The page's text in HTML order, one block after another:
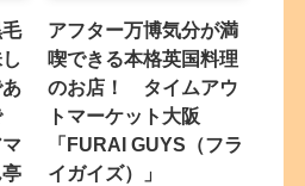
アフター万博気分が満
喫できる本格英国料理
のお店！ タイムアウ
トマーケット大阪
「FURAI GUYS（フラ
イガイズ）」